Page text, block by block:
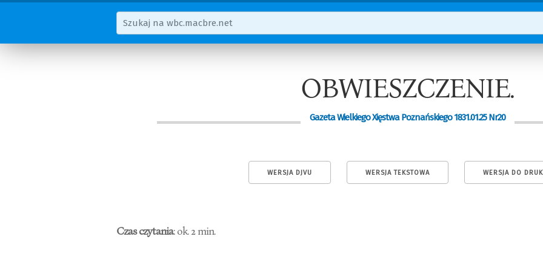
OBWIESZCZENIE.
Gazeta Wielkiego Xięstwa Poznańskiego 1831.01.25 Nr20
WERSJA DJVU WERSJA TEKSTOWA WERSJA DO
Czas czytania: ok. 2 min.